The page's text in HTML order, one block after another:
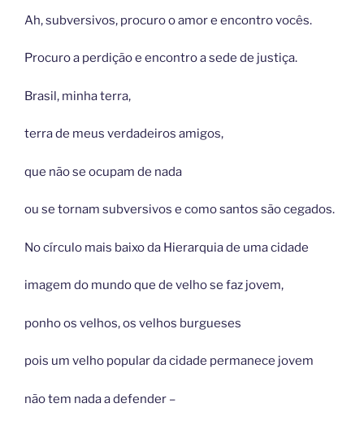
Ah, subversivos, procuro o amor e encontro vocês.
Procuro a perdição e encontro a sede de justiça.
Brasil, minha terra,
terra de meus verdadeiros amigos,
que não se ocupam de nada
ou se tornam subversivos e como santos são cegados.
No círculo mais baixo da Hierarquia de uma cidade
imagem do mundo que de velho se faz jovem,
ponho os velhos, os velhos burgueses
pois um velho popular da cidade permanece jovem
não tem nada a defender –